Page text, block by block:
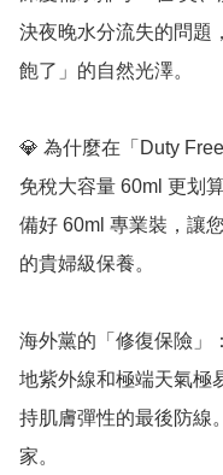
決夜晚水分流失的問題
飽了」的自然光澤。
💎 為什麼在「Duty
免稅大容量 60ml 更划
備好 60ml 專業裝，讓
的貴婦級保養。
海外黨的「修復保
地紫外線和極端天氣極
持肌膚彈性的最後防線
家。